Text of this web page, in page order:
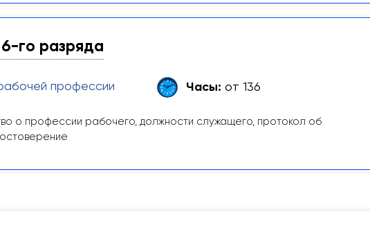
го разряда
профессии Часы: от 136
о профессии рабочего, должности служащего, протокол об